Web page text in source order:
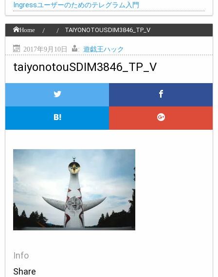
Ingressユーザーのためのテレグラム入門
Home TAIYONOTOUSDIM3846_TP_V
2017年9月10日 : 遊戯王ハック
taiyonotouSDIM3846_TP_V
Info
Share